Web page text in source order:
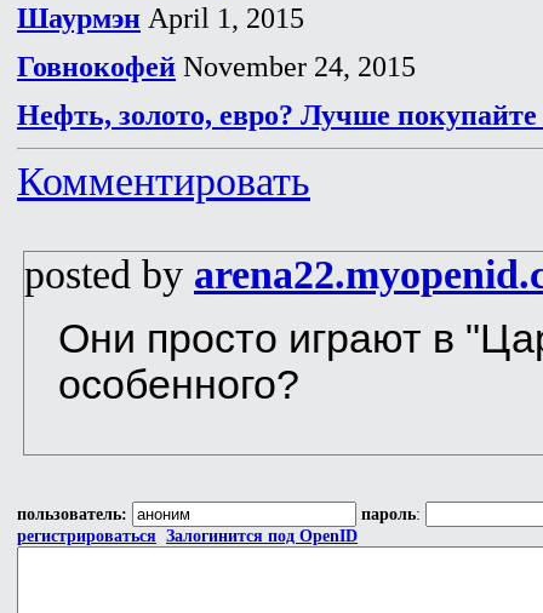
Шаурмэн April 1, 2015
Говнокофей November 24, 2015
Нефть, золото, евро? Лучше
Комментировать
posted by
Они просто играют в
особенного?
пользователь: пароль:
регистрироваться Залогинится под OpenID